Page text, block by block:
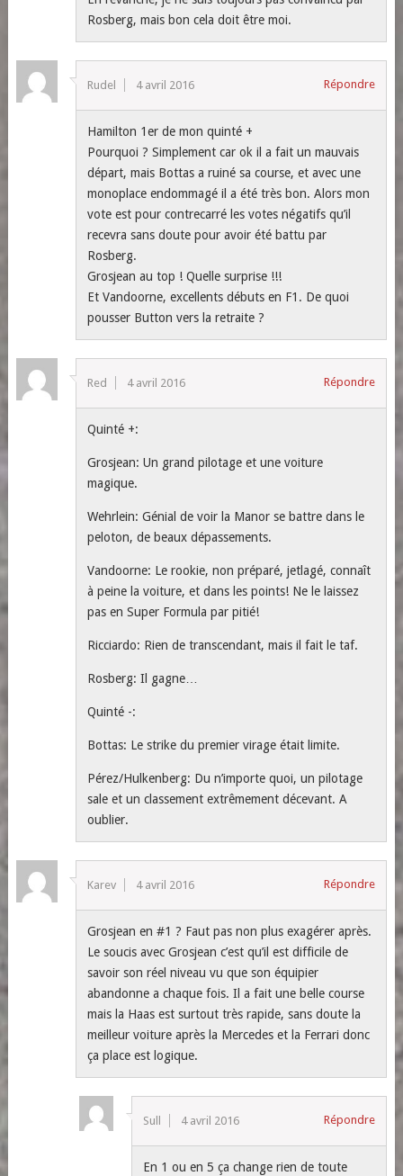
Rosberg, mais bon cela doit être moi.
Rudel 4 avril 2016 Répondre
Hamilton 1er de mon quinté +
Pourquoi ? Simplement car ok il a fait un mauvais
départ, mais Bottas a ruiné sa course, et avec une
monoplace endommagé il a été très bon. Alors mon
vote est pour contrecarré les votes négatifs qu’il
recevra sans doute pour avoir été battu par
Rosberg.
Grosjean au top ! Quelle surprise !!!
Et Vandoorne, excellents débuts en F1. De quoi
pousser Button vers la retraite ?
Red 4 avril 2016 Répondre
Quinté +:
Grosjean: Un grand pilotage et une voiture
magique.
Wehrlein: Génial de voir la Manor se battre dans le
peloton, de beaux dépassements.
Vandoorne: Le rookie, non préparé, jetlagé, connaît
à peine la voiture, et dans les points! Ne le laissez
pas en Super Formula par pitié!
Ricciardo: Rien de transcendant, mais il fait le taf.
Rosberg: Il gagne…
Quinté -:
Bottas: Le strike du premier virage était limite.
Pérez/Hulkenberg: Du n’importe quoi, un pilotage
sale et un classement extrêmement décevant. A
oublier.
Karev 4 avril 2016 Répondre
Grosjean en #1 ? Faut pas non plus exagérer après.
Le soucis avec Grosjean c’est qu’il est difficile de
savoir son réel niveau vu que son équipier
abandonne a chaque fois. Il a fait une belle course
mais la Haas est surtout très rapide, sans doute la
meilleur voiture après la Mercedes et la Ferrari donc
ça place est logique.
Sull 4 avril 2016 Répondre
En 1 ou en 5 ça change rien de toute